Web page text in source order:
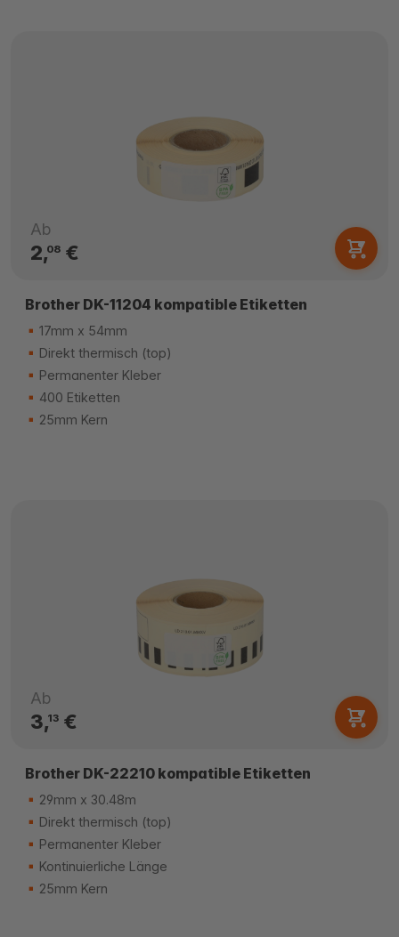
Ab
2,08€
Brother DK-11204 kompatible Etiketten
17mm x 54mm
Direkt thermisch (top)
Permanenter Kleber
400 Etiketten
25mm Kern
Ab
3,13€
Brother DK-22210 kompatible Etiketten
29mm x 30.48m
Direkt thermisch (top)
Permanenter Kleber
Kontinuierliche Länge
25mm Kern